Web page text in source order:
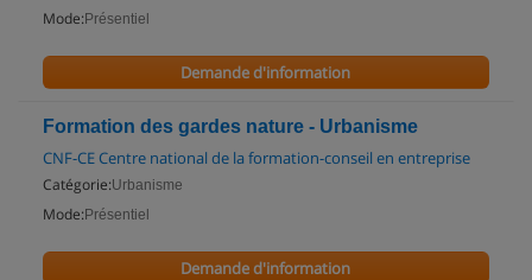
Mode: Présentiel
Demande d'information
Formation des gardes nature - Urbanisme
CNF-CE Centre national de la formation-conseil en entreprise
Catégorie:Urbanisme
Mode: Présentiel
Demande d'information